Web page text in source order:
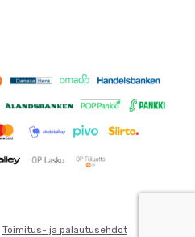
Toimitus- ja palautusehdot